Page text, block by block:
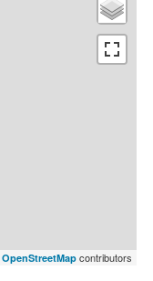
OpenStreetMap contributors